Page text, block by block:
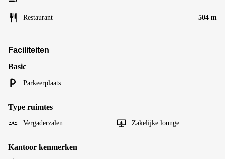
Restaurant 504 m
Faciliteiten
Basic
Parkeerplaats
Type ruimtes
Vergaderzalen Zakelijke lounge
Kantoor kenmerken